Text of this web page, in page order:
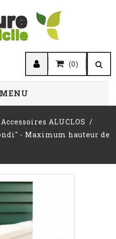
(0)
MENU
Accessoires ALUCLOS
- Maximum hauteur de